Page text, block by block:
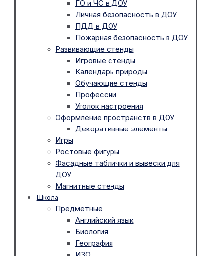
ГО и ЧС в ДОУ
Личная безопасность в ДОУ
ПДД в ДОУ
Пожарная безопасность в ДОУ
Развивающие стенды
Игровые стенды
Календарь природы
Обучающие стенды
Профессии
Уголок настроения
Оформление пространств в ДОУ
Декоративные элементы
Игры
Ростовые фигуры
Фасадные таблички и вывески для
ДОУ
Магнитные стенды
Школа
Предметные
Английский язык
Биология
География